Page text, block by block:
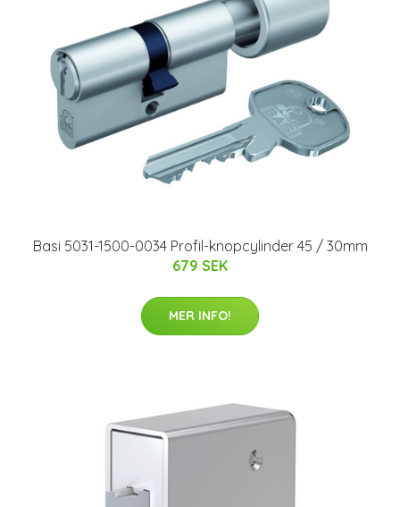
Basi 5031-1500-0034 Profil-knopcylinder 45 / 30mm
679 SEK
MER INFO!